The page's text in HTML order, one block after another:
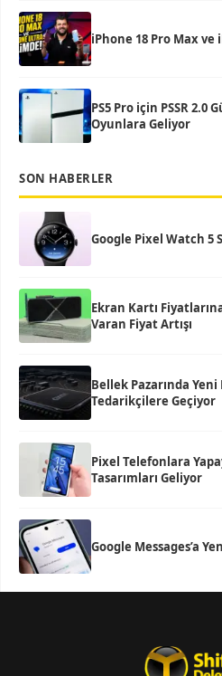
iPhone 18 Pro Max
PS5 Pro için PSSR 2.0
Oyunlara Geliyor
SON HABERLER
Google Pixel Watch 5
Ekran Kartı
Varan Fiyat Artışı
Bellek Pazarında
Tedarikçilere Geçiyor
Pixel Telefonlara
Tasarımları Geliyor
Google Messages’a